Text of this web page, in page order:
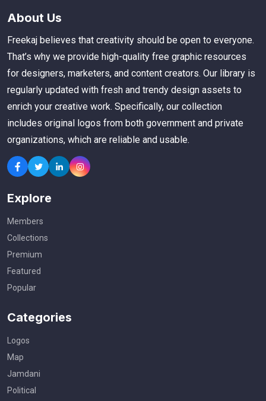
About Us
Freekaj believes that creativity should be open to everyone.
That’s why we provide high-quality free graphic resources
for designers, marketers, and content creators. Our library is
regularly updated with fresh and trendy design assets to
enrich your creative work. Specifically, our collection
includes original logos from both government and private
organizations, which are reliable and usable.
Explore
Members
Collections
Premium
Featured
Popular
Categories
Logos
Map
Jamdani
Political